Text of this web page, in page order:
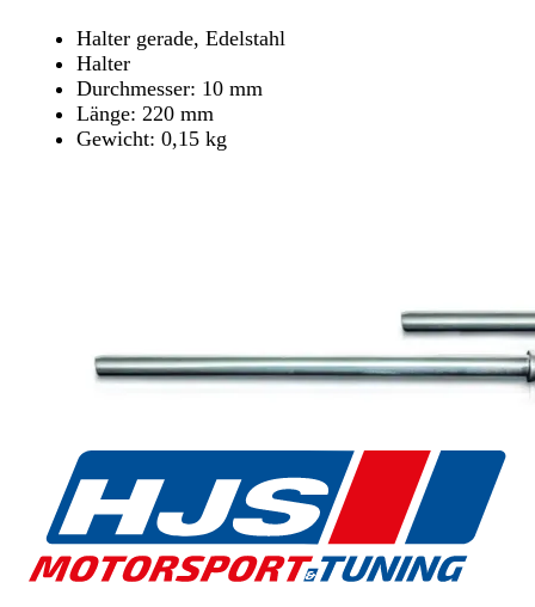
Halter gerade, Edelstahl
Halter
Durchmesser: 10 mm
Länge: 220 mm
Gewicht: 0,15 kg